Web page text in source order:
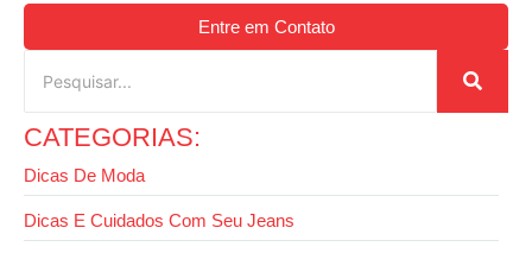
Entre em Contato
CATEGORIAS:
Dicas De Moda
Dicas E Cuidados Com Seu Jeans